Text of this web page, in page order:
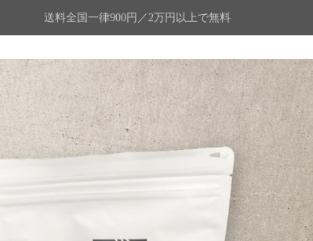
送料全国一律900円／2万円以上で無料